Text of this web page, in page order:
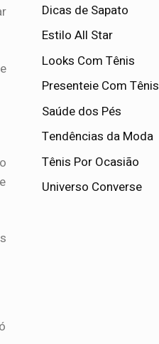
Dicas de Sapato
Estilo All Star
Looks Com Tênis
Presenteie Com Tênis
Saúde dos Pés
Tendências da Moda
Tênis Por Ocasião
Universo Converse